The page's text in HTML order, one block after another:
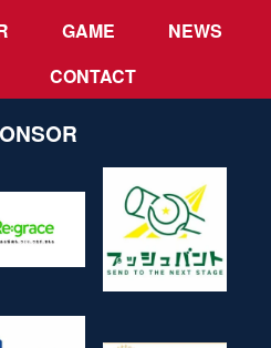
GAME
NEWS
CONTACT